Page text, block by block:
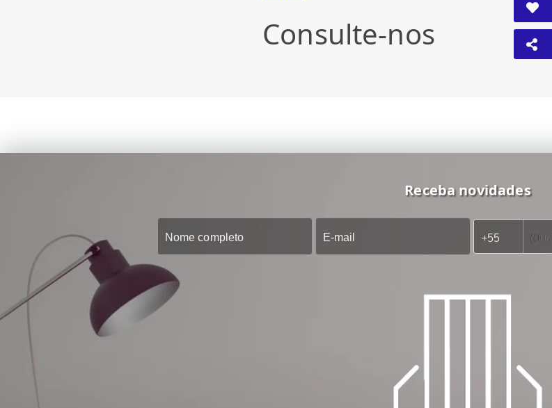
Consulte-nos
Receba novidades